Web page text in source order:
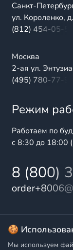
Санкт-
ул. Короленко,
(812) 454-05-54
Москва
2-ая ул.
(495) 780-77-98
Режим
Работаем по
с 8:30 до 18:00
8 (800)
© 2025
🍪
Мы используем